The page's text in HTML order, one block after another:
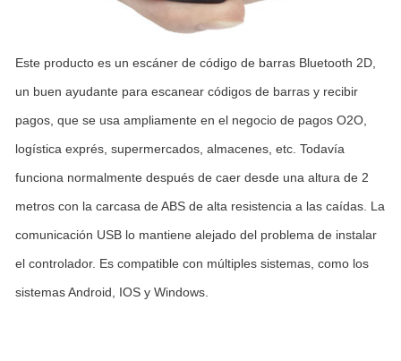
Este producto es un escáner de código de barras Bluetooth 2D,
un buen ayudante para escanear códigos de barras y recibir
pagos, que se usa ampliamente en el negocio de pagos O2O,
logística exprés, supermercados, almacenes, etc. Todavía
funciona normalmente después de caer desde una altura de 2
metros con la carcasa de ABS de alta resistencia a las caídas. La
comunicación USB lo mantiene alejado del problema de instalar
el controlador. Es compatible con múltiples sistemas, como los
sistemas Android, IOS y Windows.